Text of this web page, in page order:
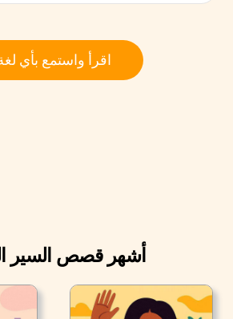
اقرأ واستمع بأي
أشهر قصص السير